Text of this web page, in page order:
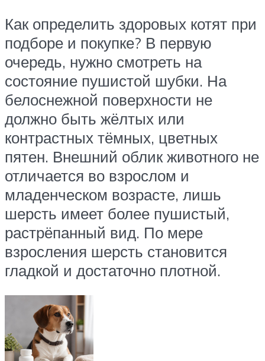
Как определить здоровых котят при
подборе и покупке? В первую
очередь, нужно смотреть на
состояние пушистой шубки. На
белоснежной поверхности не
должно быть жёлтых или
контрастных тёмных, цветных
пятен. Внешний облик животного не
отличается во взрослом и
младенческом возрасте, лишь
шерсть имеет более пушистый,
растрёпанный вид. По мере
взросления шерсть становится
гладкой и достаточно плотной.